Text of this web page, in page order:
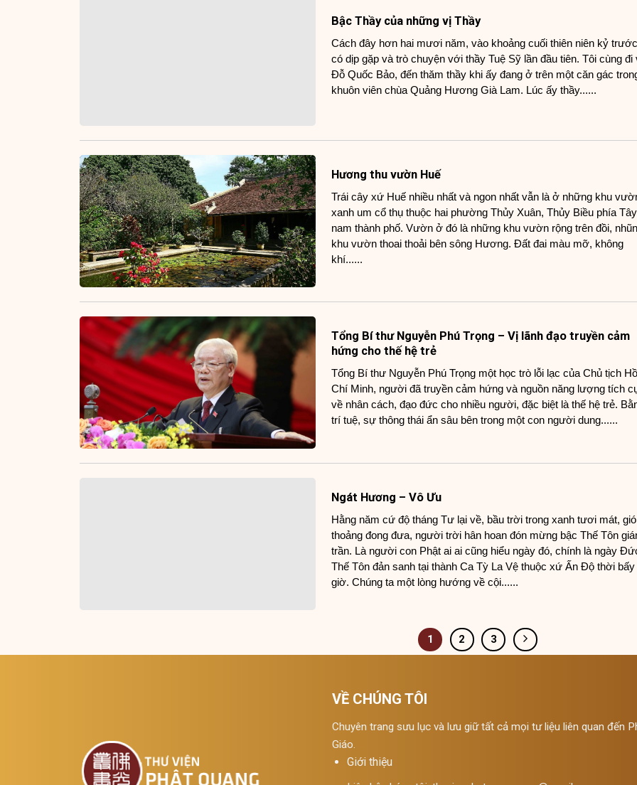
Bậc Thầy của những vị Thầy
Cách đây hơn hai mươi năm, vào khoảng cuối thiên niên kỷ
có dịp gặp và trò chuyện với thầy Tuệ Sỹ lần đầu tiên. Tôi cùng đi
Đỗ Quốc Bảo, đến thăm thầy khi ấy đang ở trên một căn gác
khuôn viên chùa Quảng Hương Già Lam. Lúc ấy thầy......
Hương thu vườn Huế
Trái cây xứ Huế nhiều nhất và ngon nhất vẫn là ở những khu
xanh um cổ thụ thuộc hai phường Thủy Xuân, Thủy Biều phía Tây
nam thành phố. Vườn ở đó là những khu vườn rộng trên đồi,
khu vườn thoai thoải bên sông Hương. Đất đai màu mỡ, không
khí......
Tổng Bí thư Nguyễn Phú Trọng – Vị lãnh đạo truyền cảm
hứng cho thế hệ trẻ
Tổng Bí thư Nguyễn Phú Trọng một học trò lỗi lạc của Chủ tịch Hồ
Chí Minh, người đã truyền cảm hứng và nguồn năng lượng tích
về nhân cách, đạo đức cho nhiều người, đặc biệt là thế hệ trẻ.
trí tuệ, sự thông thái ẩn sâu bên trong một con người dung......
Ngát Hương – Vô Ưu
Hằng năm cứ độ tháng Tư lại về, bầu trời trong xanh tươi mát, gió
thoảng đong đưa, người trời hân hoan đón mừng bậc Thế Tôn
trần. Là người con Phật ai ai cũng hiểu ngày đó, chính là ngày
Thế Tôn đản sanh tại thành Ca Tỳ La Vệ thuộc xứ Ấn Độ thời bấy
giờ. Chúng ta một lòng hướng về cội......
1 2 3
VỀ CHÚNG TÔI
Chuyên trang sưu lục và lưu giữ tất cả mọi tư liệu liên quan đến
Giáo.
Giới thiệu